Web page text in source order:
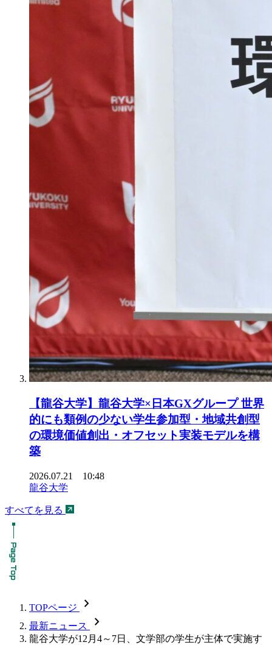
【龍谷大学】龍谷大学×日本GXグループ 世界
的にも類例の少ない学生参加型・地域共創型
の環境価値創出・オフセット実装モデルを構
築
2026.07.21 10:48
龍谷大学
すべてを見る
TOPページ chevron_forward
最新ニュース chevron_forward
龍谷大学が12月4～7日、文学部の学生が主体で実施す